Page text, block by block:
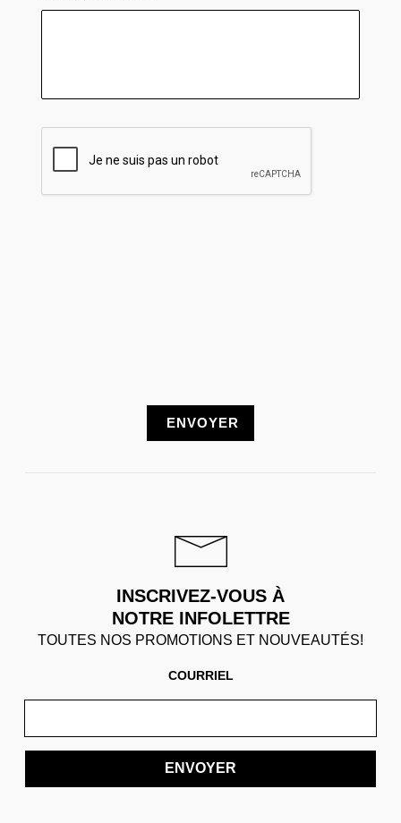
INSCRIVEZ-VOUS À
NOTRE INFOLETTRE
TOUTES NOS PROMOTIONS ET NOUVEAUTÉS!
COURRIEL
ENVOYER